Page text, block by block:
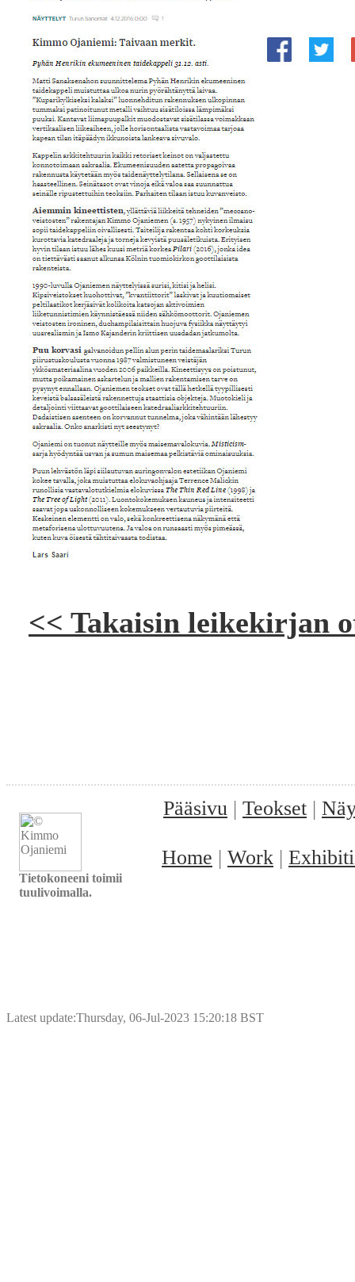
<< Takaisin leikekirjan
Tietokoneeni toimii
tuulivoimalla.
Pääsivu | Teokset |
Home | Work |
Latest update:Thursday, 06-Jul-2023 15:20:18 BST